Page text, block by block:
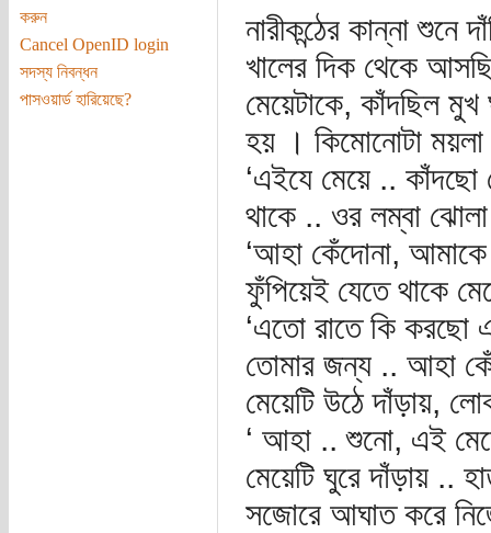
করুন
Cancel OpenID login
সদস্য নিবন্ধন
পাসওয়ার্ড হারিয়েছে?
নারীকন্ঠের কান্না
খালের দিক থেকে
মেয়েটাকে, কাঁদছিল
হয় । কিমোনোটা
‘এইযে মেয়ে .. কাঁদছো
থাকে .. ওর লম্বা
‘আহা কেঁদোনা, আমাকে
ফুঁপিয়েই যেতে থাকে
‘এতো রাতে কি করছো
তোমার জন্য .. আহা
মেয়েটি উঠে দাঁড়ায়,
‘ আহা .. শুনো, এই
মেয়েটি ঘুরে দাঁড়ায় ..
সজোরে আঘাত করে